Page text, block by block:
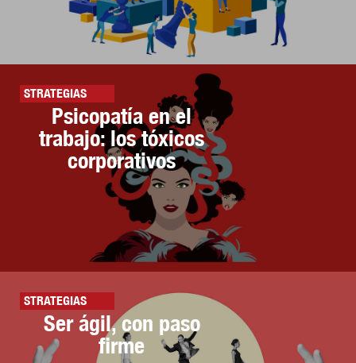
STRATEGIAS
Psicopatía en el
trabajo: los tóxicos
corporativos
STRATEGIAS
Ser ágil, con paso
firme